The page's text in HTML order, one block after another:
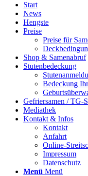
Start
News
Hengste
Preise
Preise für
Shop & Samenabruf
Stutenbedeckung
Bedeckung
Gefriersamen / TG-
Mediathek
Kontakt & Infos
Kontakt
Anfahrt
Online-
Impressum
Datenschutz
Menü Menü